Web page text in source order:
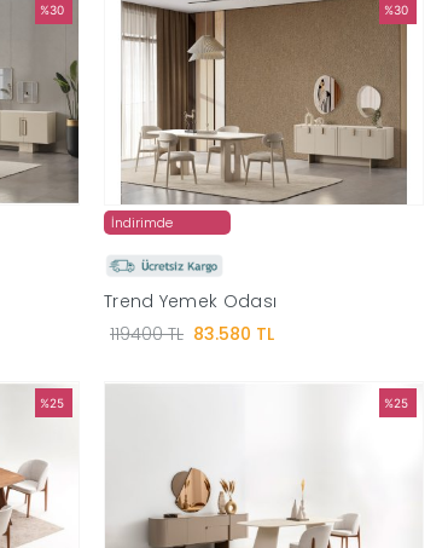
%30 %30
İndirimde
Trend Yemek Odası
119400 TL 83.580 TL
%25 %25